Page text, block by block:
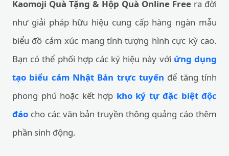
Kaomoji Quà Tặng & Hộp Quà Online Free ra đời
như giải pháp hữu hiệu cung cấp hàng ngàn mẫu
biểu đồ cảm xúc mang tính tượng hình cực kỳ cao.
Bạn có thể phối hợp các ký hiệu này với ứng dụng
tạo biểu cảm Nhật Bản trực tuyến để tăng tính
phong phú hoặc kết hợp kho ký tự đặc biệt độc
đáo cho các văn bản truyền thông quảng cáo thêm
phần sinh động.